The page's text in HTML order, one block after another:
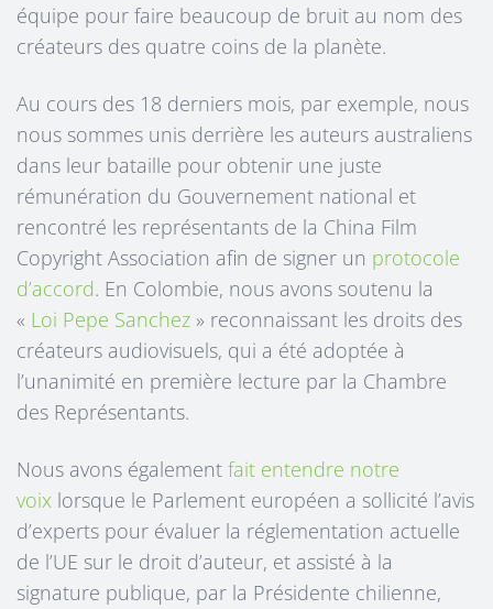
équipe pour faire beaucoup de bruit au nom des
créateurs des quatre coins de la planète.
Au cours des 18 derniers mois, par exemple, nous
nous sommes unis derrière les auteurs australiens
dans leur bataille pour obtenir une juste
rémunération du Gouvernement national et
rencontré les représentants de la China Film
Copyright Association afin de signer un protocole
d’accord. En Colombie, nous avons soutenu la
« Loi Pepe Sanchez » reconnaissant les droits des
créateurs audiovisuels, qui a été adoptée à
l’unanimité en première lecture par la Chambre
des Représentants.
Nous avons également fait entendre notre
voix lorsque le Parlement européen a sollicité l’avis
d’experts pour évaluer la réglementation actuelle
de l’UE sur le droit d’auteur, et assisté à la
signature publique, par la Présidente chilienne,